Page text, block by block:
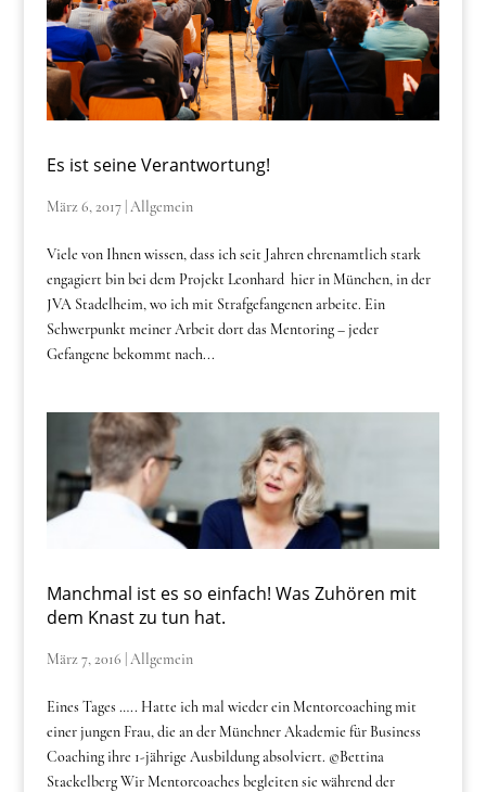
Es ist seine Verantwortung!
März 6, 2017| Allgemein
Viele von Ihnen wissen, dass ich seit Jahren ehrenamtlich stark
engagiert bin bei dem Projekt Leonhard hier in München, in der
JVA Stadelheim, wo ich mit Strafgefangenen arbeite. Ein
Schwerpunkt meiner Arbeit dort das Mentoring – jeder
Gefangene bekommt nach...
Manchmal ist es so einfach! Was Zuhören mit
dem Knast zu tun hat.
März 7, 2016 Allgemein
Eines Tages ….. Hatte ich mal wieder ein Mentorcoaching mit
einer jungen Frau, die an der Münchner Akademie für Business
Coaching ihre 1-jährige Ausbildung absolviert. ©Bettina
Stackelberg Wir Mentorcoaches begleiten sie während der